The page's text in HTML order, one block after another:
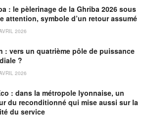
: le pèlerinage de la Ghriba 2026 sous
attention, symbole d’un retour assumé
2026
: vers un quatrième pôle de puissance
?
2026
: dans la métropole lyonnaise, un
du reconditionné qui mise aussi sur la
du service